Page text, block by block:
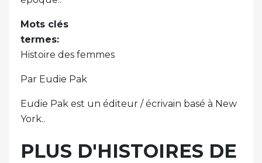
Mots clés
termes:
Histoire des femmes
Par Eudie Pak
Eudie Pak est un éditeur / écrivain basé à New
York..
PLUS D'HISTOIRES DE